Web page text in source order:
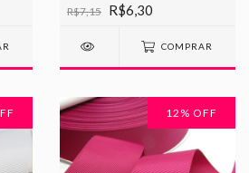
R$7,15 R$6,30
COMPRAR
12 % OFF